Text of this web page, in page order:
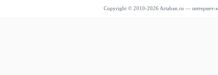
Copyright © 2010-2026 Artaban.ru — интернет-